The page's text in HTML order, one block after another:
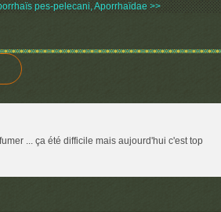
pes-pelecani, Aporrhaïdae >>
... ça été difficile mais aujourd'hui c'est top